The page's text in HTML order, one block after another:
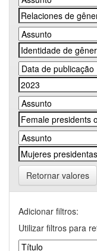
Retornar valores
Adicionar filtros:
Utilizar filtros para